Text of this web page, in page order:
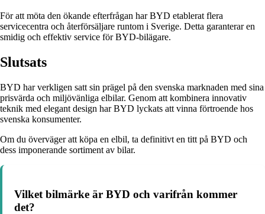
För att möta den ökande efterfrågan har BYD etablerat flera
servicecentra och återförsäljare runtom i Sverige. Detta garanterar en
smidig och effektiv service för BYD-bilägare.
Slutsats
BYD har verkligen satt sin prägel på den svenska marknaden med sina
prisvärda och miljövänliga elbilar. Genom att kombinera innovativ
teknik med elegant design har BYD lyckats att vinna förtroende hos
svenska konsumenter.
Om du överväger att köpa en elbil, ta definitivt en titt på BYD och
dess imponerande sortiment av bilar.
Vilket bilmärke är BYD och varifrån kommer
det?